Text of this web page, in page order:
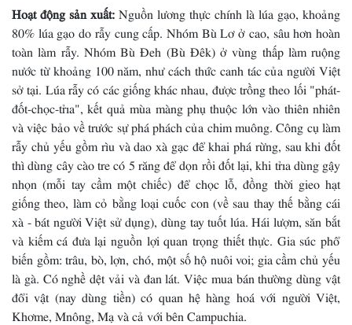
Hoạt động sản xuất:Nguồn lương thực chính là lúa gạo, khoảng
80% lúa gạo do rẫy cung cấp. Nhóm Bù Lơ ở cao, sâu hơn hoàn
toàn làm rẫy. Nhóm Bù Ðeh (Bù Ðêk) ở vùng thấp làm ruộng
nước từ khoảng 100 năm, như cách thức canh tác của người Việt
sở tại. Lúa rẫy có các giống khác nhau, được trồng theo lối "phát-
đốt-chọc-trỉa", kết quả mùa màng phụ thuộc lớn vào thiên nhiên
và việc bảo về trước sự phá phách của chim muông. Công cụ làm
rẫy chủ yếu gồm rìu và dao xà gạc để khai phá rừng, sau khi đốt
thì dùng cây cào tre có 5 răng để dọn rồi đốt lại, khi trỉa dùng gậy
nhọn (mỗi tay cầm một chiếc) để chọc lỗ, đồng thời gieo hạt
giống theo, làm cỏ bằng loại cuốc con (về sau thay thế bằng cái
xà - bát người Việt sử dụng), dùng tay tuốt lúa. Hái lượm, săn bắt
và kiếm cá đưa lại nguồn lợi quan trọng thiết thực. Gia súc phổ
biến gồm: trâu, bò, lợn, chó, một số hộ nuôi voi; gia cầm chủ yếu
là gà. Có nghề dệt vải và đan lát. Việc mua bán thường dùng vật
đổi vật (nay dùng tiền) có quan hệ hàng hoá với người Việt,
Khơme, Mnông, Mạ và cả với bên Campuchia.